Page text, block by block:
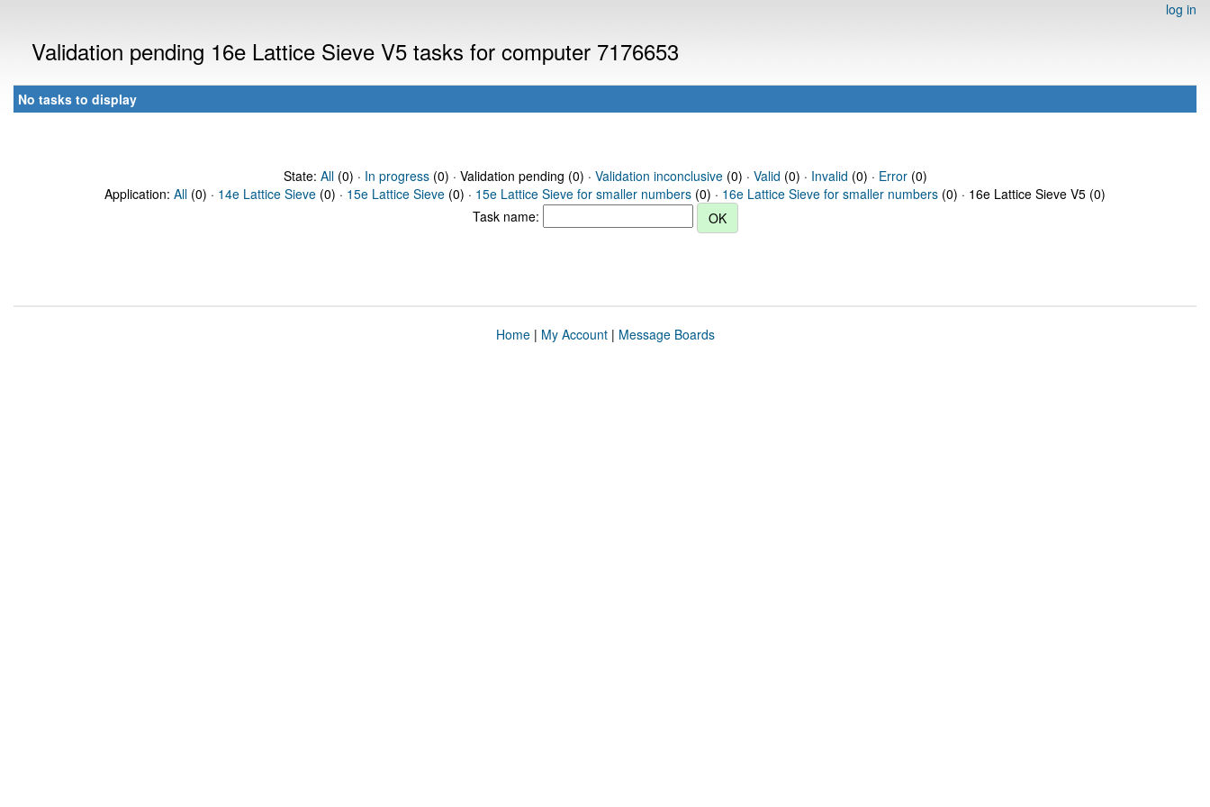
log in
Validation pending 16e Lattice Sieve V5 tasks for computer 7176653
No tasks to display
State: All(0) · In progress(0) · Validation pending (0) · Validation inconclusive(0) · Valid (0) · Invalid (0) · Error(0)
Application: All (0) · 14e Lattice Sieve (0) · 15e Lattice Sieve (0) · 15e Lattice Sieve for smaller numbers (0) · 16e Lattice Sieve for smaller numbers (0) · 16e Lattice Sieve V5 (0)
Task name:
Home| My Account| Message Boards